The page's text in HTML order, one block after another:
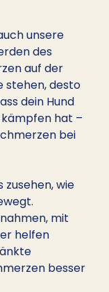
unsere
des
auf der
stehen, desto
dein Hund
hat –
bei
wie
mit
helfen
besser